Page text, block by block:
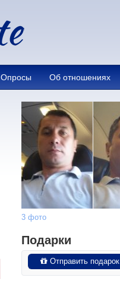
Опросы Об отношениях
3 фото
Подарки
Отправить подарок